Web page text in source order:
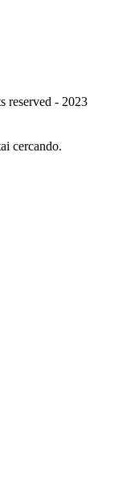
reserved - 2023
cercando.